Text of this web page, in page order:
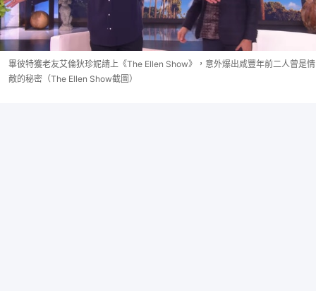
畢彼特獲老友艾倫狄珍妮請上《The Ellen Show》，意外爆出咸豐年前二人曾是情
敵的秘密（The Ellen Show截圖）